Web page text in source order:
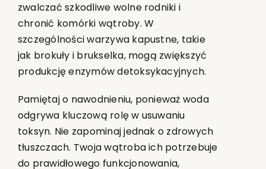
zwalczać szkodliwe wolne rodniki i
chronić komórki wątroby. W
szczególności warzywa kapustne, takie
jak brokuły i brukselka, mogą zwiększyć
produkcję enzymów detoksykacyjnych.
Pamiętaj o nawodnieniu, ponieważ woda
odgrywa kluczową rolę w usuwaniu
toksyn. Nie zapominaj jednak o zdrowych
tłuszczach. Twoja wątroba ich potrzebuje
do prawidłowego funkcjonowania,